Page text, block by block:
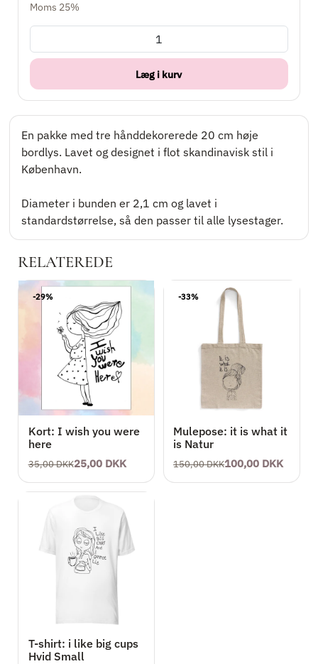
Moms 25%
Læg i kurv
En pakke med tre hånddekorerede 20 cm høje
bordlys. Lavet og designet i flot skandinavisk stil i
København.
Diameter i bunden er 2,1 cm og lavet i
standardstørrelse, så den passer til alle lysestager.
RELATEREDE
-29%
Kort: I wish you were
here
35,00 DKK25,00 DKK
-33%
Mulepose: it is what it
is Natur
150,00 DKK100,00 DKK
T-shirt: i like big cups
Hvid Small